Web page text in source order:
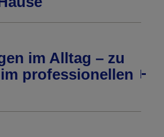
im Alltag – zu
professionellen